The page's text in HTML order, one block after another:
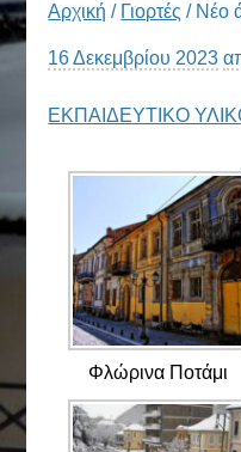
Αρχική / Γιορτές / Νέο
16 Δεκεμβρίου 2023
ΕΚΠΑΙΔΕΥΤΙΚΟ
Φλώρινα Ποτάμι